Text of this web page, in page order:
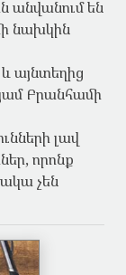
անվանում են
նախկին
այնտեղից
Բրանհամի
լավ
որոնք
չեն